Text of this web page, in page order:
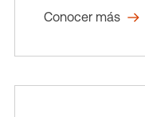
Conocer más